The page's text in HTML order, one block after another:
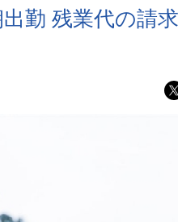
勤 残業代の請